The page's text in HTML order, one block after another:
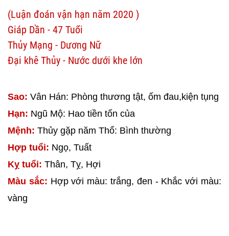
(Luận đoán vận hạn năm 2020 )
Giáp Dần - 47 Tuổi
Thủy Mạng - Dương Nữ
Đại khê Thủy - Nước dưới khe lớn
Sao: Vân Hán: Phòng thương tật, ốm đau,kiện tụng
Hạn: Ngũ Mộ: Hao tiền tốn của
Mệnh: Thủy gặp năm Thổ: Bình thường
Hợp tuổi: Ngọ, Tuất
Kỵ tuổi: Thân, Tỵ, Hợi
Màu sắc: Hợp với màu: trắng, đen - Khắc với màu:
vàng